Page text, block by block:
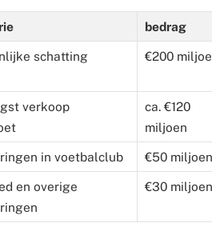
bedrag
schatting €200
verkoop
ca. €120
miljoen
in voetbalclub €50 miljoen
en overige
€30 miljoen